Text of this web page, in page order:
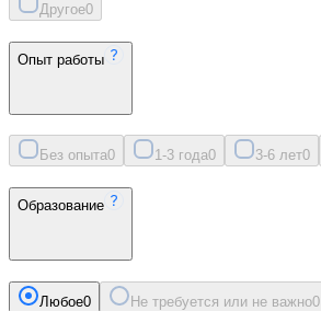
Другое0
Опыт работы
Без опыта0 1-3 года0 3-6 лет0
Образование
Любое0 Не требуется или не важно0